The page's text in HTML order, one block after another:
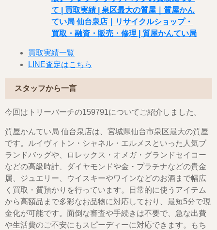
て | 買取実績 | 泉区最大の質屋｜質屋かん
てい局 仙台泉店｜リサイクルショップ・
買取・融資・販売・修理 | 質屋かんてい局
買取実績一覧
LINE査定はこちら
スタッフから一言
今回はトリーバーチの159791についてご紹介しました。
質屋かんてい局 仙台泉店は、宮城県仙台市泉区最大の質屋
です。ルイヴィトン・シャネル・エルメスといった人気ブ
ランドバッグや、ロレックス・オメガ・グランドセイコー
などの高級時計、ダイヤモンドや金・プラチナなどの貴金
属、ジュエリー、ウイスキーやワインなどのお酒まで幅広
く買取・質預かりを行っています。日常的に使うアイテム
から高額品まで多彩なお品物に対応しており、最短5分で現
金化が可能です。面倒な審査や手続きは不要で、急な出費
や生活費のご不安にもスピーディーに対応できます。もち